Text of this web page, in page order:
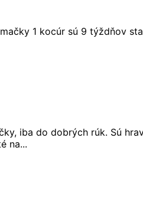
1 kocúr sú 9 týždňov
iba do dobrých rúk. Sú
na...